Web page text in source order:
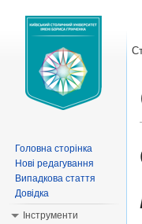
Головна сторінка
Нові редагування
Випадкова стаття
Довідка
Інструменти